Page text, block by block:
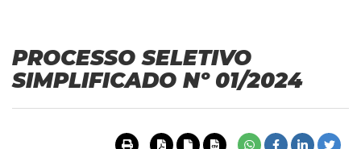
PROCESSO SELETIVO
SIMPLIFICADO Nº 01/2024